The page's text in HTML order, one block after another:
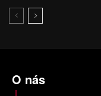
O nás